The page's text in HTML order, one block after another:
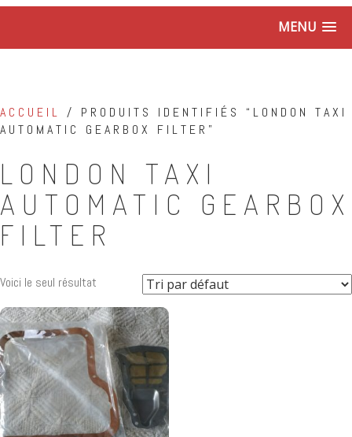
MENU
ACCUEIL / PRODUITS IDENTIFIÉS “LONDON TAXI
AUTOMATIC GEARBOX FILTER”
LONDON TAXI
AUTOMATIC GEARBOX
FILTER
Voici le seul résultat